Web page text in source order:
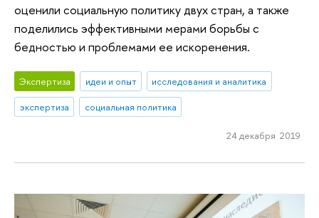
оценили социальную политику двух стран, а также
поделились эффективными мерами борьбы с
бедностью и проблемами ее искоренения.
Экспертиза идеи и опыт
исследования и аналитика
экспертиза
социальная политика
24 декабря 2019